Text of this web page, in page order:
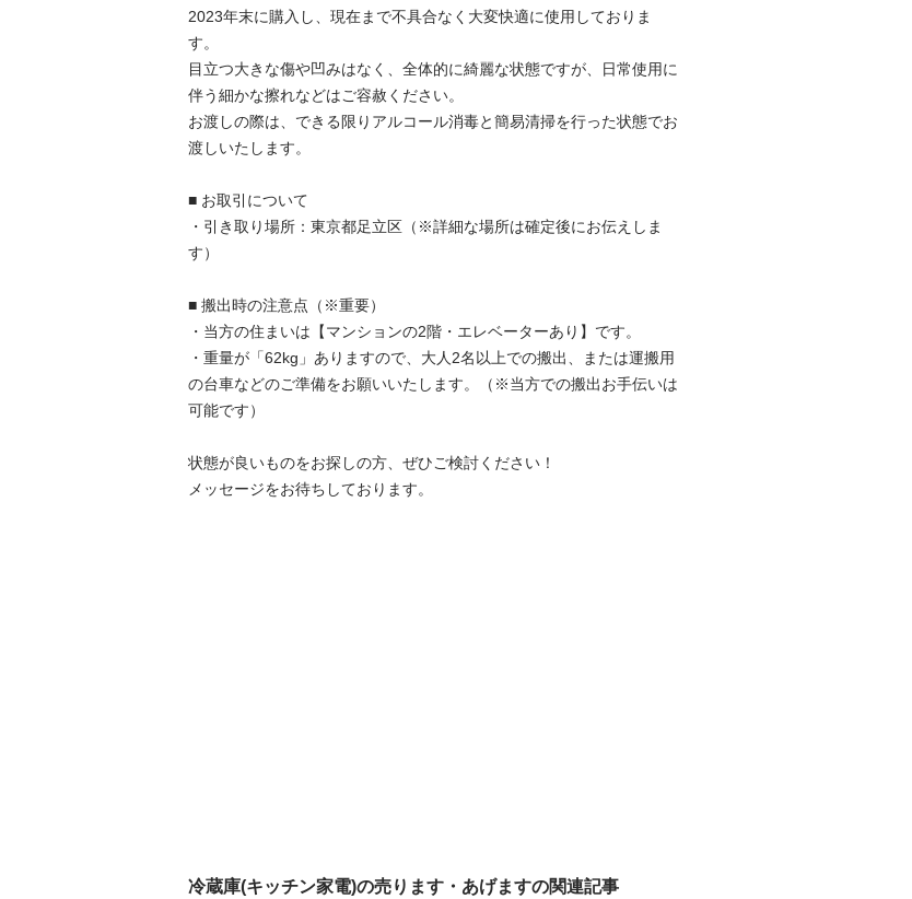
2023年末に購入し、現在まで不具合なく大変快適に使用しておりま
す。
目立つ大きな傷や凹みはなく、全体的に綺麗な状態ですが、日常使用に
伴う細かな擦れなどはご容赦ください。
お渡しの際は、できる限りアルコール消毒と簡易清掃を行った状態でお
渡しいたします。
■ お取引について
・引き取り場所：東京都足立区（※詳細な場所は確定後にお伝えしま
す）
■ 搬出時の注意点（※重要）
・当方の住まいは【マンションの2階・エレベーターあり】です。
・重量が「62kg」ありますので、大人2名以上での搬出、または運搬用
の台車などのご準備をお願いいたします。（※当方での搬出お手伝いは
可能です）
状態が良いものをお探しの方、ぜひご検討ください！
メッセージをお待ちしております。
冷蔵庫(キッチン家電)の売ります・あげますの関連記事